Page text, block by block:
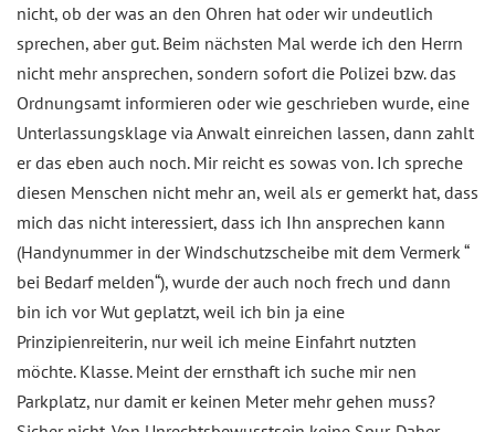
nicht, ob der was an den Ohren hat oder wir undeutlich
sprechen, aber gut. Beim nächsten Mal werde ich den Herrn
nicht mehr ansprechen, sondern sofort die Polizei bzw. das
Ordnungsamt informieren oder wie geschrieben wurde, eine
Unterlassungsklage via Anwalt einreichen lassen, dann zahlt
er das eben auch noch. Mir reicht es sowas von. Ich spreche
diesen Menschen nicht mehr an, weil als er gemerkt hat, dass
mich das nicht interessiert, dass ich Ihn ansprechen kann
(Handynummer in der Windschutzscheibe mit dem Vermerk “
bei Bedarf melden“), wurde der auch noch frech und dann
bin ich vor Wut geplatzt, weil ich bin ja eine
Prinzipienreiterin, nur weil ich meine Einfahrt nutzten
möchte. Klasse. Meint der ernsthaft ich suche mir nen
Parkplatz, nur damit er keinen Meter mehr gehen muss?